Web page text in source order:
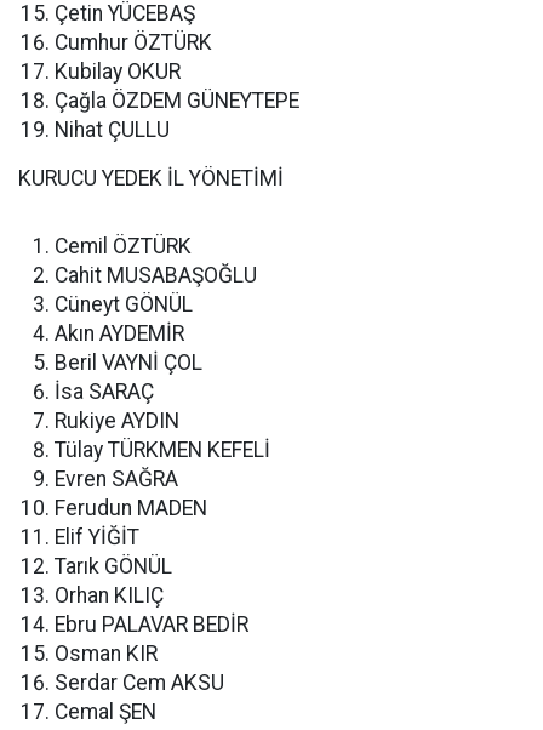
Çetin YÜCEBAŞ
Cumhur ÖZTÜRK
Kubilay OKUR
Çağla ÖZDEM GÜNEYTEPE
Nihat ÇULLU
KURUCU YEDEK İL YÖNETİMİ
Cemil ÖZTÜRK
Cahit MUSABAŞOĞLU
Cüneyt GÖNÜL
Akın AYDEMİR
Beril VAYNİ ÇOL
İsa SARAÇ
Rukiye AYDIN
Tülay TÜRKMEN KEFELİ
Evren SAĞRA
Ferudun MADEN
Elif YİĞİT
Tarık GÖNÜL
Orhan KILIÇ
Ebru PALAVAR BEDİR
Osman KIR
Serdar Cem AKSU
Cemal ŞEN